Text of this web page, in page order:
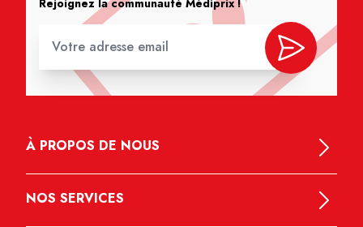
À PROPOS DE NOUS
NOS SERVICES